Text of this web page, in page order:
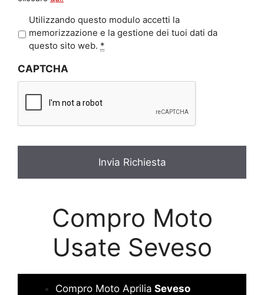
r
a
c
*
Utilizzando questo modulo accetti la
memorizzazione e la gestione dei tuoi dati da
questo sito web. *
CAPTCHA
Compro Moto
Usate Seveso
Compro Moto Aprilia Seveso